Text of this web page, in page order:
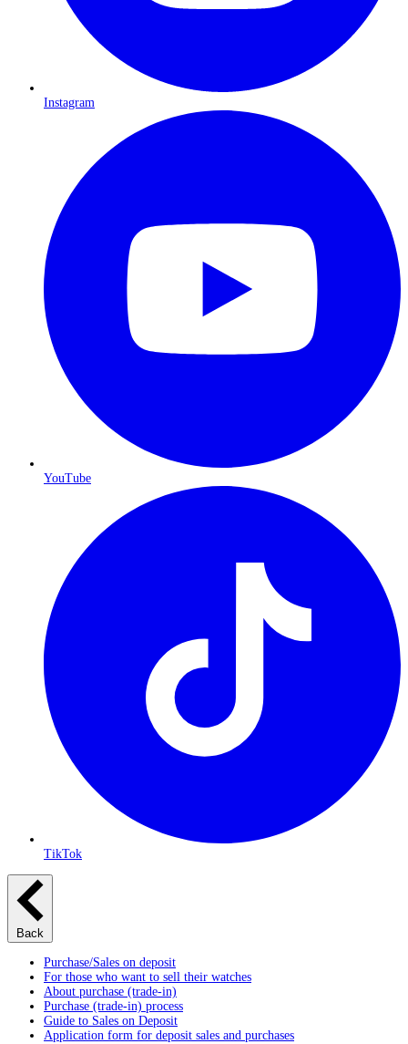
Instagram
YouTube
TikTok
Back
Purchase/Sales on deposit
For those who want to sell their watches
About purchase (trade-in)
Purchase (trade-in) process
Guide to Sales on Deposit
Application form for deposit sales and purchases